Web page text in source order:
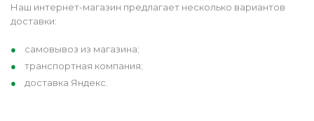
Наш интернет-магазин предлагает несколько вариантов
доставки:
самовывоз из магазина;
транспортная компания;
доставка Яндекс.